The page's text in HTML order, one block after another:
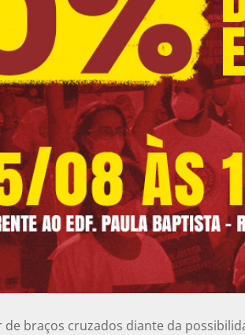
de braços cruzados diante da